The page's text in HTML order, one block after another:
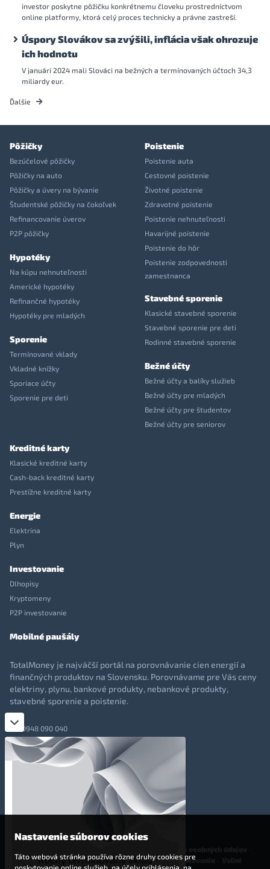
investor poskytne pôžičku konkrétnemu človeku prostredníctvom
online platformy, ktorá celý proces technicky a právne zastreší.
Úspory Slovákov sa zvýšili, inflácia však ohrozuje
ich hodnotu
V januári 2024 mali Slováci na bežných a termínovaných účtoch 34,3
miliardy eur.
Ďalšie
Pôžičky
Bezúčelové pôžičky
Pôžičky na auto
Pôžičky a úvery na bývanie
Študentské pôžičky na čokoľvek
Refinancovanie úverov
P2P pôžičky
Hypotéky
Na kúpu nehnuteľnosti
Americké hypotéky
Refinančné hypotéky
Hypotéky pre mladých
Sporenie
Termínované vklady
Vkladné knížky
Sporiace účty
Sporenie pre deti
Poistenie
Poistenie auta
Cestovné poistenie
Životné poistenie
Zdravotné poistenie
Poistenie nehnuteľnosti
Havarijné poistenie
Poistenie do hôr
Poistenie zodpovednosti
zamestnanca
Stavebné sporenie
Klasické stavebné sporenie
Stavebné sporenie pre deti
Rodinné stavebné sporenie
Bežné účty
Bežné účty a balíky služieb
Bežné účty pre mladých
Bežné účty pre študentov
Bežné účty pre seniorov
Kreditné karty
Klasické kreditné karty
Cash-back kreditné karty
Prestížne kreditné karty
Energie
Elektrina
Plyn
Investovanie
Dlhopisy
Kryptomeny
P2P investovanie
Mobilné paušály
TotalMoney je najväčší portál na porovnávanie cien energií a
finančných produktov na Slovensku. Porovnávame pre Vás ceny
elektriny, plynu, bankové produkty, nebankové produkty,
stavebné sporenie a poistenie.
0948 090 040
+421 948 090 051
info@totalmoney.sk
Levočská 866, Poprad, 058 01
Cookies-Nastavenia cookies -Finančné sprostredkovanie
Nastavenie súborov cookies
Táto webová stránka používa rôzne druhy cookies pre
poskytovanie online služieb, na účely prihlásenia, na